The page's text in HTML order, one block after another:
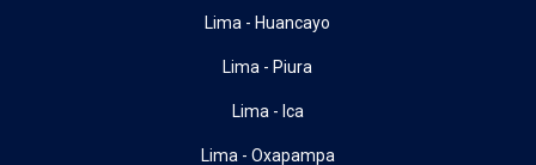
Lima - Huancayo
Lima - Piura
Lima - Ica
Lima - Oxapampa